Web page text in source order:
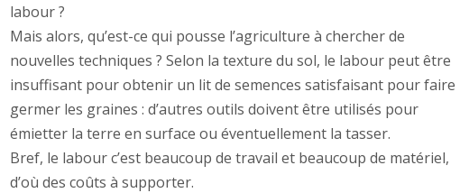
labour ?
Mais alors, qu’est-ce qui pousse l’agriculture à chercher de
nouvelles techniques ? Selon la texture du sol, le labour peut être
insuffisant pour obtenir un lit de semences satisfaisant pour faire
germer les graines : d’autres outils doivent être utilisés pour
émietter la terre en surface ou éventuellement la tasser.
Bref, le labour c’est beaucoup de travail et beaucoup de matériel,
d’où des coûts à supporter.